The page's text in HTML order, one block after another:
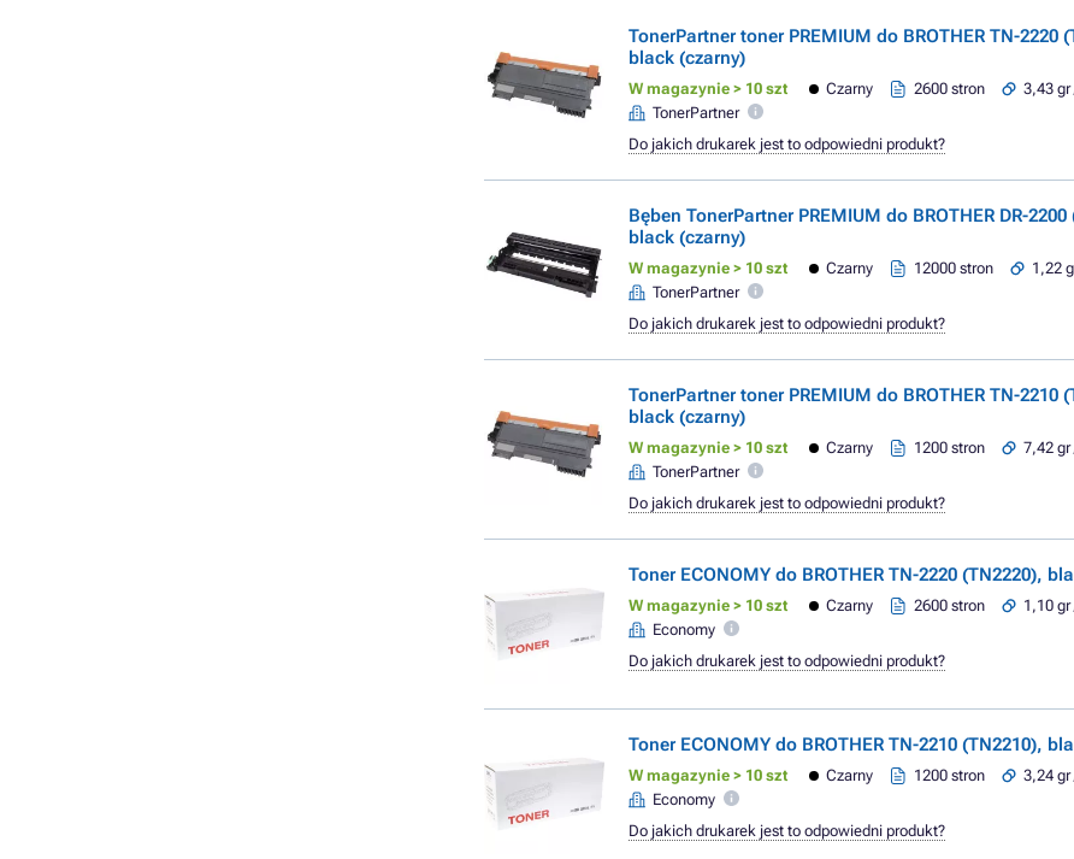
TonerPartner toner PREMIUM do BROTHER TN-2220
black (czarny)
W magazynie > 10 szt Czarny 2600 stron
3,43 gr
TonerPartner
Do jakich drukarek jest to odpowiedni produkt?
Bęben TonerPartner PREMIUM do BROTHER DR-2200
black (czarny)
W magazynie > 10 szt Czarny 12000 stron
1,22
TonerPartner
Do jakich drukarek jest to odpowiedni produkt?
TonerPartner toner PREMIUM do BROTHER TN-2210
black (czarny)
W magazynie > 10 szt Czarny 1200 stron
7,42 gr
TonerPartner
Do jakich drukarek jest to odpowiedni produkt?
Toner ECONOMY do BROTHER TN-2220 (TN2220),
W magazynie > 10 szt Czarny 2600 stron
1,10
Economy
Do jakich drukarek jest to odpowiedni produkt?
Toner ECONOMY do BROTHER TN-2210 (TN2210),
W magazynie > 10 szt Czarny 1200 stron
3,24 gr
Economy
Do jakich drukarek jest to odpowiedni produkt?